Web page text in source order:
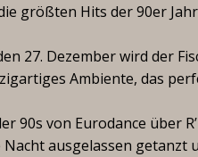
größten Hits der 90er
27. Dezember wird der
Ambiente, das
90s von Eurodance über
ausgelassen getanzt